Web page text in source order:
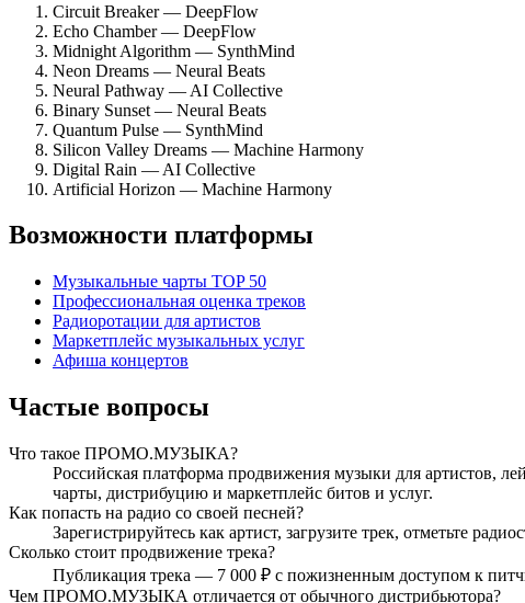
Circuit Breaker — DeepFlow
Echo Chamber — DeepFlow
Midnight Algorithm — SynthMind
Neon Dreams — Neural Beats
Neural Pathway — AI Collective
Binary Sunset — Neural Beats
Quantum Pulse — SynthMind
Silicon Valley Dreams — Machine Harmony
Digital Rain — AI Collective
Artificial Horizon — Machine Harmony
Возможности платформы
Музыкальные чарты TOP 50
Профессиональная оценка треков
Радиоротации для артистов
Маркетплейс музыкальных услуг
Афиша концертов
Частые вопросы
Что такое ПРОМО.МУЗЫКА?
Российская платформа продвижения музыки для артистов,
чарты, дистрибуцию и маркетплейс битов и услуг.
Как попасть на радио со своей песней?
Зарегистрируйтесь как артист, загрузите трек, отметьте
Сколько стоит продвижение трека?
Публикация трека — 7 000 ₽ с пожизненным доступом к
Чем ПРОМО.МУЗЫКА отличается от обычного дистрибьютора?